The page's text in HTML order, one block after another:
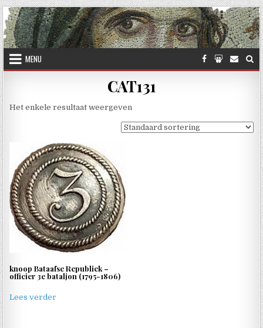
Skip to content
MENU
CAT131
Het enkele resultaat weergeven
knoop Bataafse Republiek –
officier 3e bataljon (1795-1806)
Lees verder